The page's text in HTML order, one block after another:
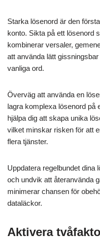
Starka lösenord är den
konto. Sikta på ett lösenord
kombinerar versaler,
att använda lätt
vanliga ord.
Överväg att använda en
lagra komplexa lösenord på
hjälpa dig att skapa unika
vilket minskar risken för att
flera tjänster.
Uppdatera regelbundet dina
och undvik att återanvända
minimerar chansen för
dataläckor.
Aktivera